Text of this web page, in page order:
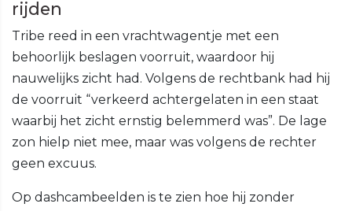
rijden
Tribe reed in een vrachtwagentje met een
behoorlijk beslagen voorruit, waardoor hij
nauwelijks zicht had. Volgens de rechtbank had hij
de voorruit “verkeerd achtergelaten in een staat
waarbij het zicht ernstig belemmerd was”. De lage
zon hielp niet mee, maar was volgens de rechter
geen excuus.
Op dashcambeelden is te zien hoe hij zonder